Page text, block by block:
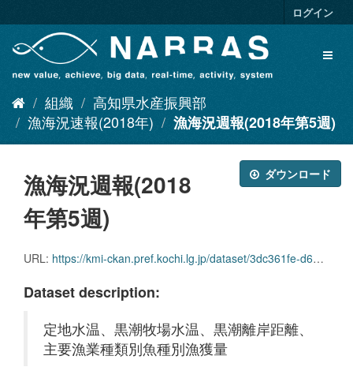
キ
ログイン
組織
高知県水産振興部
漁海況速報(2018年)
漁海況週報(2018年第5週)
ダウンロード
漁海況週報(2018
年第5週)
URL: https://kmi-ckan.pref.kochi.lg.jp/dataset/3dc361fe-d618-42be-818d-dddfce15c9be/resource/bb85f370-c98c-4f4c-81e5-12524db13f45/download/ryoukaikyoushuuhou2018nendai5shuu.pdf
Dataset description:
定地水温、黒潮牧場水温、黒潮離岸距離、
主要漁業種類別魚種別漁獲量